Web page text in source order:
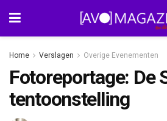
Home Verslagen Overige Evenementen
Fotoreportage: De
tentoonstelling